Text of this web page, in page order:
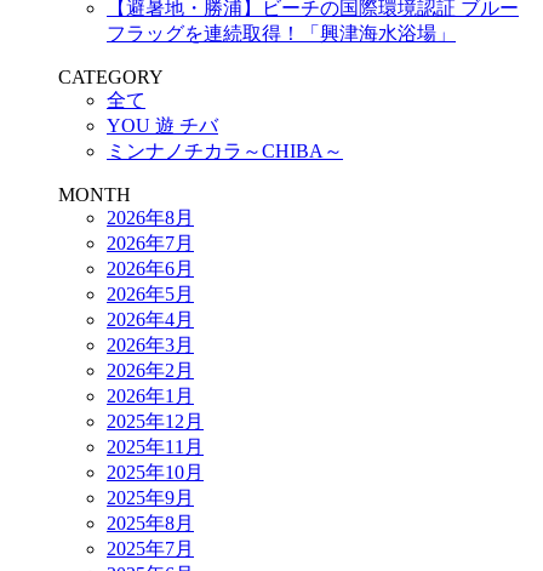
【避暑地・勝浦】ビーチの国際環境認証 ブルー
フラッグを連続取得！「興津海水浴場」
CATEGORY
全て
YOU 遊 チバ
ミンナノチカラ～CHIBA～
MONTH
2026年8月
2026年7月
2026年6月
2026年5月
2026年4月
2026年3月
2026年2月
2026年1月
2025年12月
2025年11月
2025年10月
2025年9月
2025年8月
2025年7月